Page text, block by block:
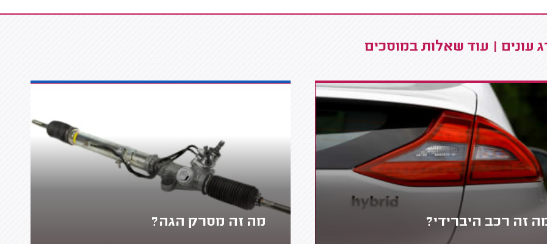
עונים | עוד שאלות במוסכים
זה רכב היברידי? מה זה מסרק הגה?